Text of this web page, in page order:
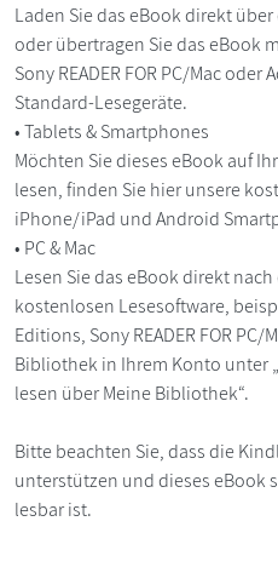
Laden Sie das eBook direkt
oder übertragen Sie das eBook
Sony READER FOR PC/Mac
Standard-Lesegeräte.
• Tablets & Smartphones
Möchten Sie dieses eBook auf
lesen, finden Sie hier unsere
iPhone/iPad und Android
• PC & Mac
Lesen Sie das eBook direkt
kostenlosen Lesesoftware,
Editions, Sony READER FOR
Bibliothek in Ihrem Konto unter
lesen über Meine Bibliothek“.
Bitte beachten Sie, dass die
unterstützen und dieses eBook
lesbar ist.